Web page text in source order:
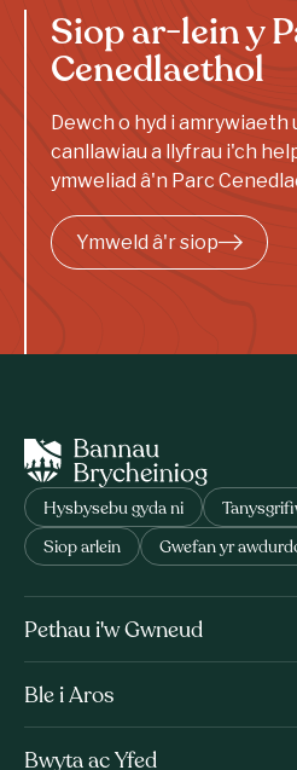
Siop ar-lein y
Cenedlaethol
Dewch o hyd i amrywiaeth
canllawiau a llyfrau i'ch
ymweliad â'n Parc
Ymweld â'r siop
Hysbysebu gyda ni
Siop arlein Gwefan yr
Pethau i'w Gwneud
Ble i Aros
Bwyta ac Yfed